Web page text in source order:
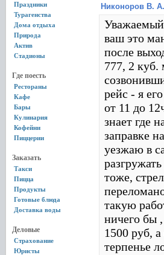
Праздники
Турагенства
Дома отдыха
Природа
Актив
Стадионы
Где поесть
Рестораны
Кафе
Бары
Кулинария
Кофейни
Пиццерии
Заказать
Такси
Пицца
Продукты
Готовые блюда
Доставка воды
Деловые
Страхование
Юристы
Никоноров В. А.
ваш это
после
777, 2 куб.
рейс - я
от 11 до
знает где
заправке
уезжаю в
тоже,
такую
ничего бы
1500 руб,
терпенье